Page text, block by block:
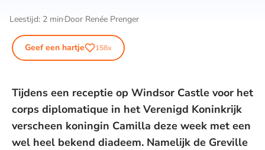
Leestijd: 2 min Door Renée Prenger
Geef een hartje 158x
Tijdens een receptie op Windsor Castle voor het
corps diplomatique in het Verenigd Koninkrijk
verscheen koningin Camilla deze week met een
wel heel bekend diadeem. Namelijk de Greville